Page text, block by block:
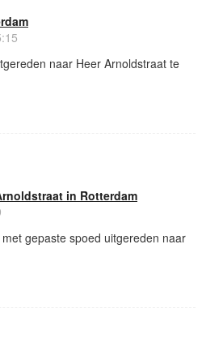
naar Heer Arnoldstraat te
in Rotterdam
gepaste spoed uitgereden naar